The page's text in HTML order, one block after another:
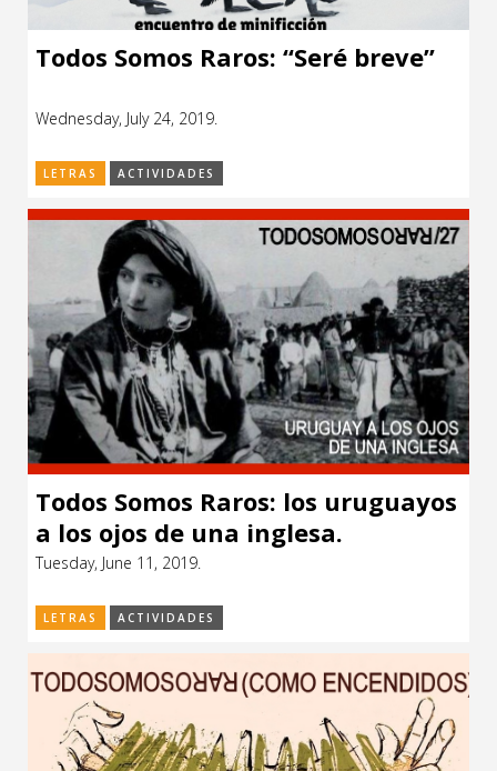
Sin categoría
Todos Somos Raros: “Seré breve”
Wednesday, July 24, 2019.
LETRAS ACTIVIDADES
Todos Somos Raros: los uruguayos
a los ojos de una inglesa.
Tuesday, June 11, 2019.
LETRAS ACTIVIDADES